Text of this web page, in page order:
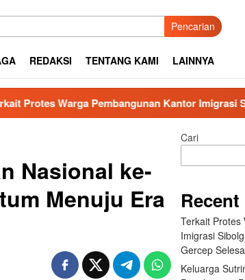
Pencarian
REDAKSI TENTANG KAMI LAINNYA
Pembangunan Kantor Imigrasi Sibolga, Kakan
Nasional ke-
Menuju Era
Cari
Terkait Protes
Imigrasi
Gercep
Keluarga